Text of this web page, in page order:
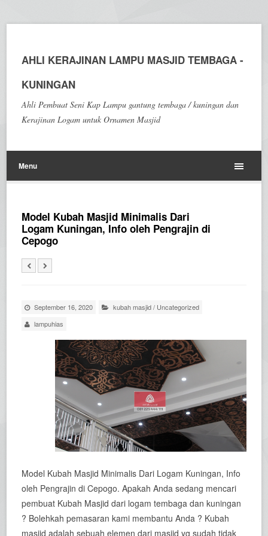
AHLI KERAJINAN LAMPU MASJID TEMBAGA -
KUNINGAN
Ahli Pembuat Seni Kap Lampu gantung tembaga / kuningan dan
Kerajinan Logam untuk Ornamen Masjid
Menu
Model Kubah Masjid Minimalis Dari
Logam Kuningan, Info oleh Pengrajin di
Cepogo
September 16, 2020 kubah masjid/ Uncategorized
lampuhias
Model Kubah Masjid Minimalis Dari Logam Kuningan, Info
oleh Pengrajin di Cepogo. Apakah Anda sedang mencari
pembuat Kubah Masjid dari logam tembaga dan kuningan
? Bolehkah pemasaran kami membantu Anda ? Kubah
masjid adalah sebuah elemen dari masjid yg sudah tidak